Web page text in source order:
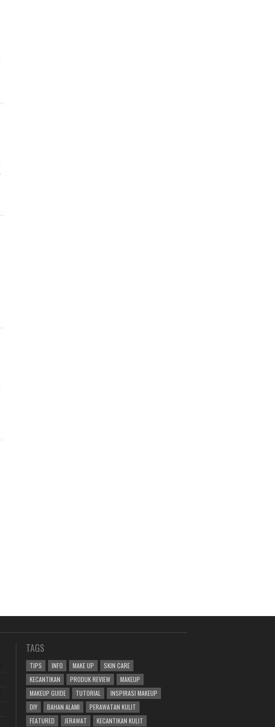
TAGS
TIPS INFO MAKE UP
SKIN CARE
KECANTIKAN
PRODUK REVIEW
MAKEUP
MAKEUP GUIDE
TUTORIAL
INSPIRASI MAKEUP
DIY
BAHAN ALAMI
PERAWATAN KULIT
FEATURED
JERAWAT KECANTIKAN KULIT